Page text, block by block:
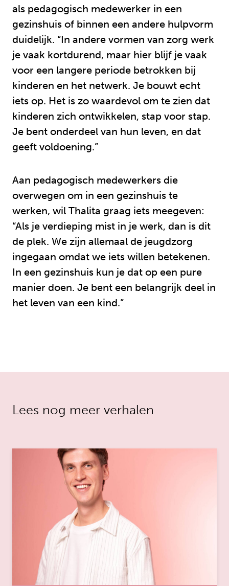
als pedagogisch medewerker in een
gezinshuis of binnen een andere hulpvorm
duidelijk. “In andere vormen van zorg werk
je vaak kortdurend, maar hier blijf je vaak
voor een langere periode betrokken bij
kinderen en het netwerk. Je bouwt echt
iets op. Het is zo waardevol om te zien dat
kinderen zich ontwikkelen, stap voor stap.
Je bent onderdeel van hun leven, en dat
geeft voldoening.”
Aan pedagogisch medewerkers die
overwegen om in een gezinshuis te
werken, wil Thalita graag iets meegeven:
“Als je verdieping mist in je werk, dan is dit
de plek. We zijn allemaal de jeugdzorg
ingegaan omdat we iets willen betekenen.
In een gezinshuis kun je dat op een pure
manier doen. Je bent een belangrijk deel in
het leven van een kind.”
Lees nog meer verhalen